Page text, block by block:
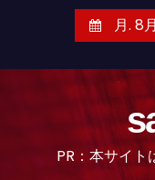
月. 8
PR：本サイ